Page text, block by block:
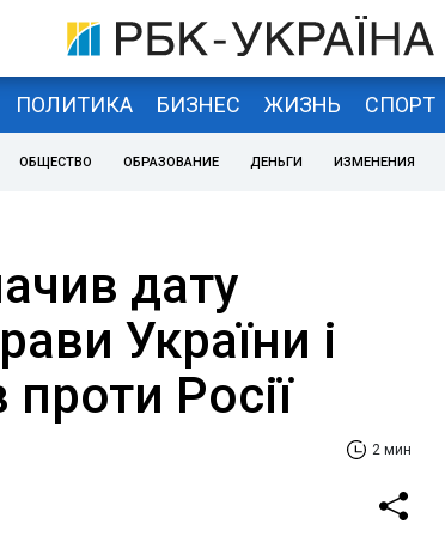
ПОЛИТИКА БИЗНЕС ЖИЗНЬ СПОРТ
ОБЩЕСТВО ОБРАЗОВАНИЕ ДЕНЬГИ ИЗМЕНЕНИЯ
дату
України і
Росії
2 мин